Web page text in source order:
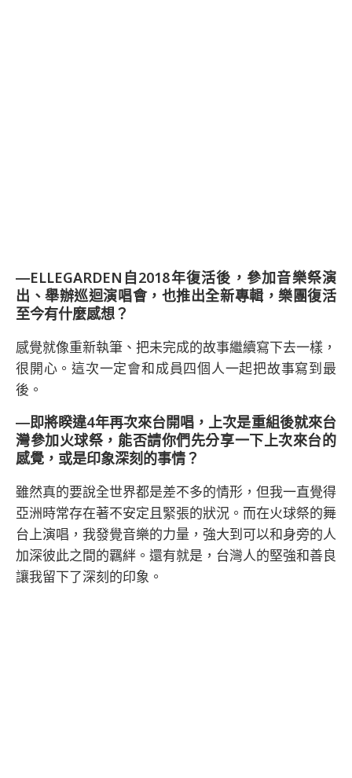
―ELLEGARDEN自2018年復活後，參加音樂祭演
出、舉辦巡迴演唱會，也推出全新專輯，樂團復活
至今有什麼感想？
感覺就像重新執筆、把未完成的故事繼續寫下去一樣，
很開心。這次一定會和成員四個人一起把故事寫到最
後。
―即將睽違4年再次來台開唱，上次是重組後就來台
灣參加火球祭，能否請你們先分享一下上次來台的
感覺，或是印象深刻的事情？
雖然真的要說全世界都是差不多的情形，但我一直覺得
亞洲時常存在著不安定且緊張的狀況。而在火球祭的舞
台上演唱，我發覺音樂的力量，強大到可以和身旁的人
加深彼此之間的羈絆。還有就是，台灣人的堅強和善良
讓我留下了深刻的印象。